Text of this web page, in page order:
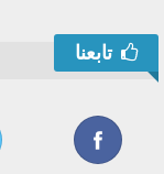
تابعنا